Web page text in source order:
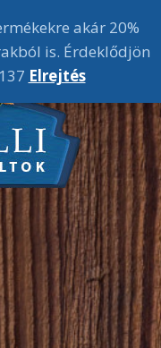
akár 20%
is. Érdeklődjön
Elrejtés